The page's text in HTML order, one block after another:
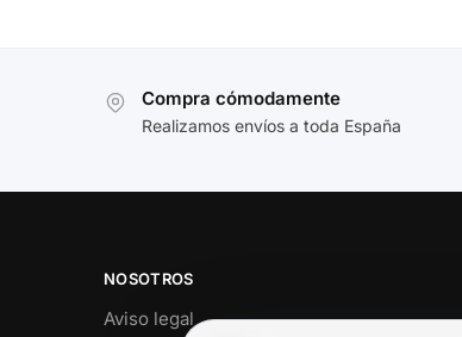
Compra cómodamente
Realizamos envíos a toda España
NOSOTROS
Aviso legal